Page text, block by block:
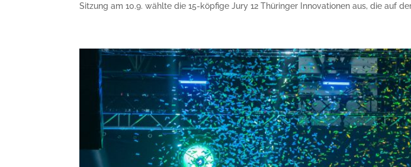
Sitzung am 10.9. wählte die 15-köpfige Jury 12 Thüringer Innovationen aus, die auf